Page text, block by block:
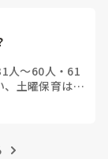
人～60人・ 61
、土曜保育はな
)